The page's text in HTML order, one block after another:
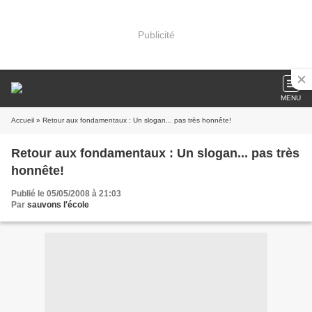
Publicité
MENU
Accueil » Retour aux fondamentaux : Un slogan... pas très honnête!
Retour aux fondamentaux : Un slogan... pas très
honnête!
Publié le 05/05/2008 à 21:03
Par sauvons l'école